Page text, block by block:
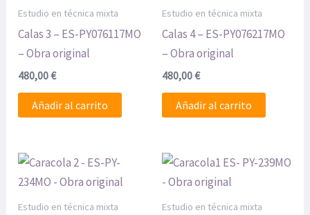
Estudio en técnica mixta
Calas 3 – ES-PY076117MO
– Obra original
480,00€
Añadir al carrito
Estudio en técnica mixta
Calas 4 – ES-PY076217MO
– Obra original
480,00€
Añadir al carrito
Estudio en técnica mixta Estudio en técnica mixta